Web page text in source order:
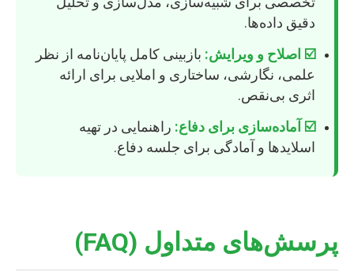
دقیق داده‌ها.
☑️ اصلاح و ویرایش: بازبینی کامل پایان‌نامه از نظر
علمی، نگارشی، ساختاری و املایی برای ارائه
اثری بی‌نقص.
☑️ آماده‌سازی برای دفاع: راهنمایی در تهیه
اسلایدها و آمادگی برای جلسه دفاع.
پرسش‌های متداول (FAQ)